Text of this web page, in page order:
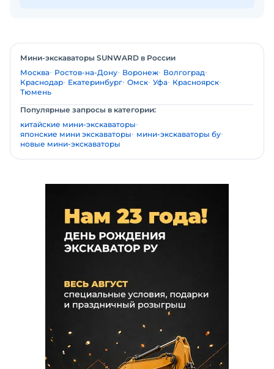
Мини-экскаваторы SUNWARD в России
Москва Ростов-на-Дону Воронеж Волгоград
Краснодар Екатеринбург Омск Уфа Красноярск
Тюмень
Популярные запросы в категории:
китайские мини-экскаваторы
японские мини экскаваторы
мини-экскаваторы бу
новые мини-экскаваторы